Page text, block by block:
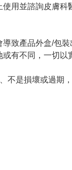
用並諮詢皮膚科
致產品外盒/包
有不同，一切以
是損壞或過期